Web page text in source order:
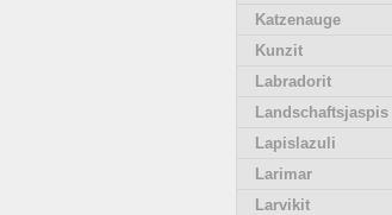
Katzenauge
Kunzit
Labradorit
Landschaftsjaspis
Lapislazuli
Larimar
Larvikit